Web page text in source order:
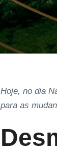
Hoje, no dia
para as